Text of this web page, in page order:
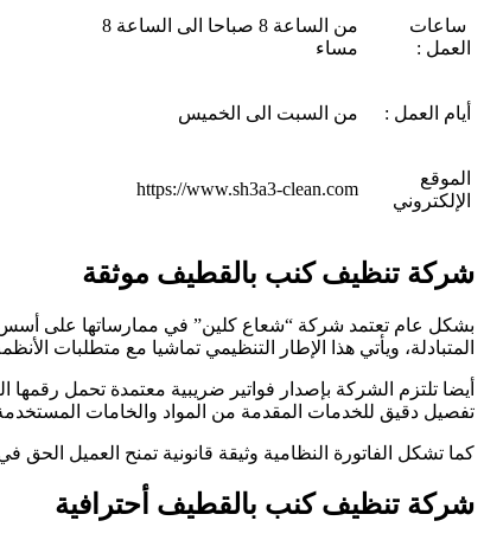
ساعات
العمل :
من الساعة 8 صباحا الى الساعة 8
مساء
أيام العمل : من السبت الى الخميس
الموقع
الإلكتروني
https://www.sh3a3-clean.com
شركة تنظيف كنب بالقطيف موثقة
بشكل عام تعتمد شركة “شعاع كلين” في ممارساتها على أسس
المتبادلة، ويأتي هذا الإطار التنظيمي تماشيا مع متطلبات
أيضا تلتزم الشركة بإصدار فواتير ضريبية معتمدة تحمل
تفصيل دقيق للخدمات المقدمة من المواد والخامات المستخدمة
كما تشكل الفاتورة النظامية وثيقة قانونية تمنح العميل
شركة تنظيف كنب بالقطيف أحترافية